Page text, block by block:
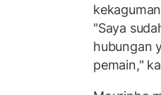
"Saya
hubungan
pemain,"